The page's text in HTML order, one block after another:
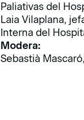
Paliativas del
Laia Vilaplana,
Interna del
Modera:
Sebastià